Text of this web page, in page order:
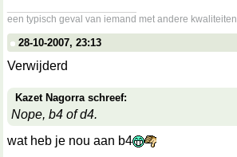
een typisch geval van iemand met andere kwaliteiten
28-10-2007, 23:13
Verwijderd
Kazet Nagorra schreef:
Nope, b4 of d4.
wat heb je nou aan b4